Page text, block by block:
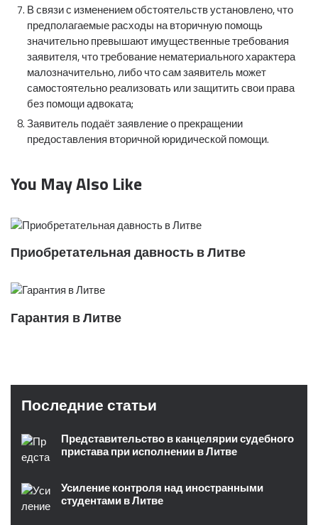
В связи с изменением обстоятельств установлено, что
предполагаемые расходы на вторичную помощь
значительно превышают имущественные требования
заявителя, что требование нематериального характера
малозначительно, либо что сам заявитель может
самостоятельно реализовать или защитить свои права
без помощи адвоката;
Заявитель подаёт заявление о прекращении
предоставления вторичной юридической помощи.
You May Also Like
Приобретательная давность в Литве
Гарантия в Литве
Последние статьи
Представительство в канцелярии судебного
пристава при исполнении в Литве
Усиление контроля над иностранными
студентами в Литве